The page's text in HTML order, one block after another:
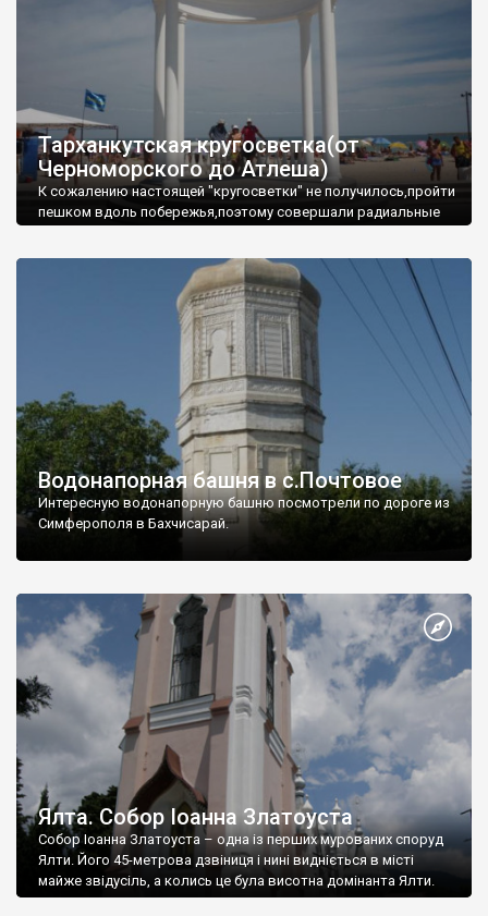
Тарханкутская кругосветка(от
Черноморского до Атлеша)
К сожалению настоящей "кругосветки" не получилось,пройти
пешком вдоль побережья,поэтому совершали радиальные
Водонапорная башня в с.Почтовое
Интересную водонапорную башню посмотрели по дороге из
Симферополя в Бахчисарай.
Ялта. Собор Іоанна Златоуста
Собор Іоанна Златоуста – одна із перших мурованих споруд
Ялти. Його 45-метрова дзвіниця і нині видніється в місті
майже звідусіль, а колись це була висотна домінанта Ялти.